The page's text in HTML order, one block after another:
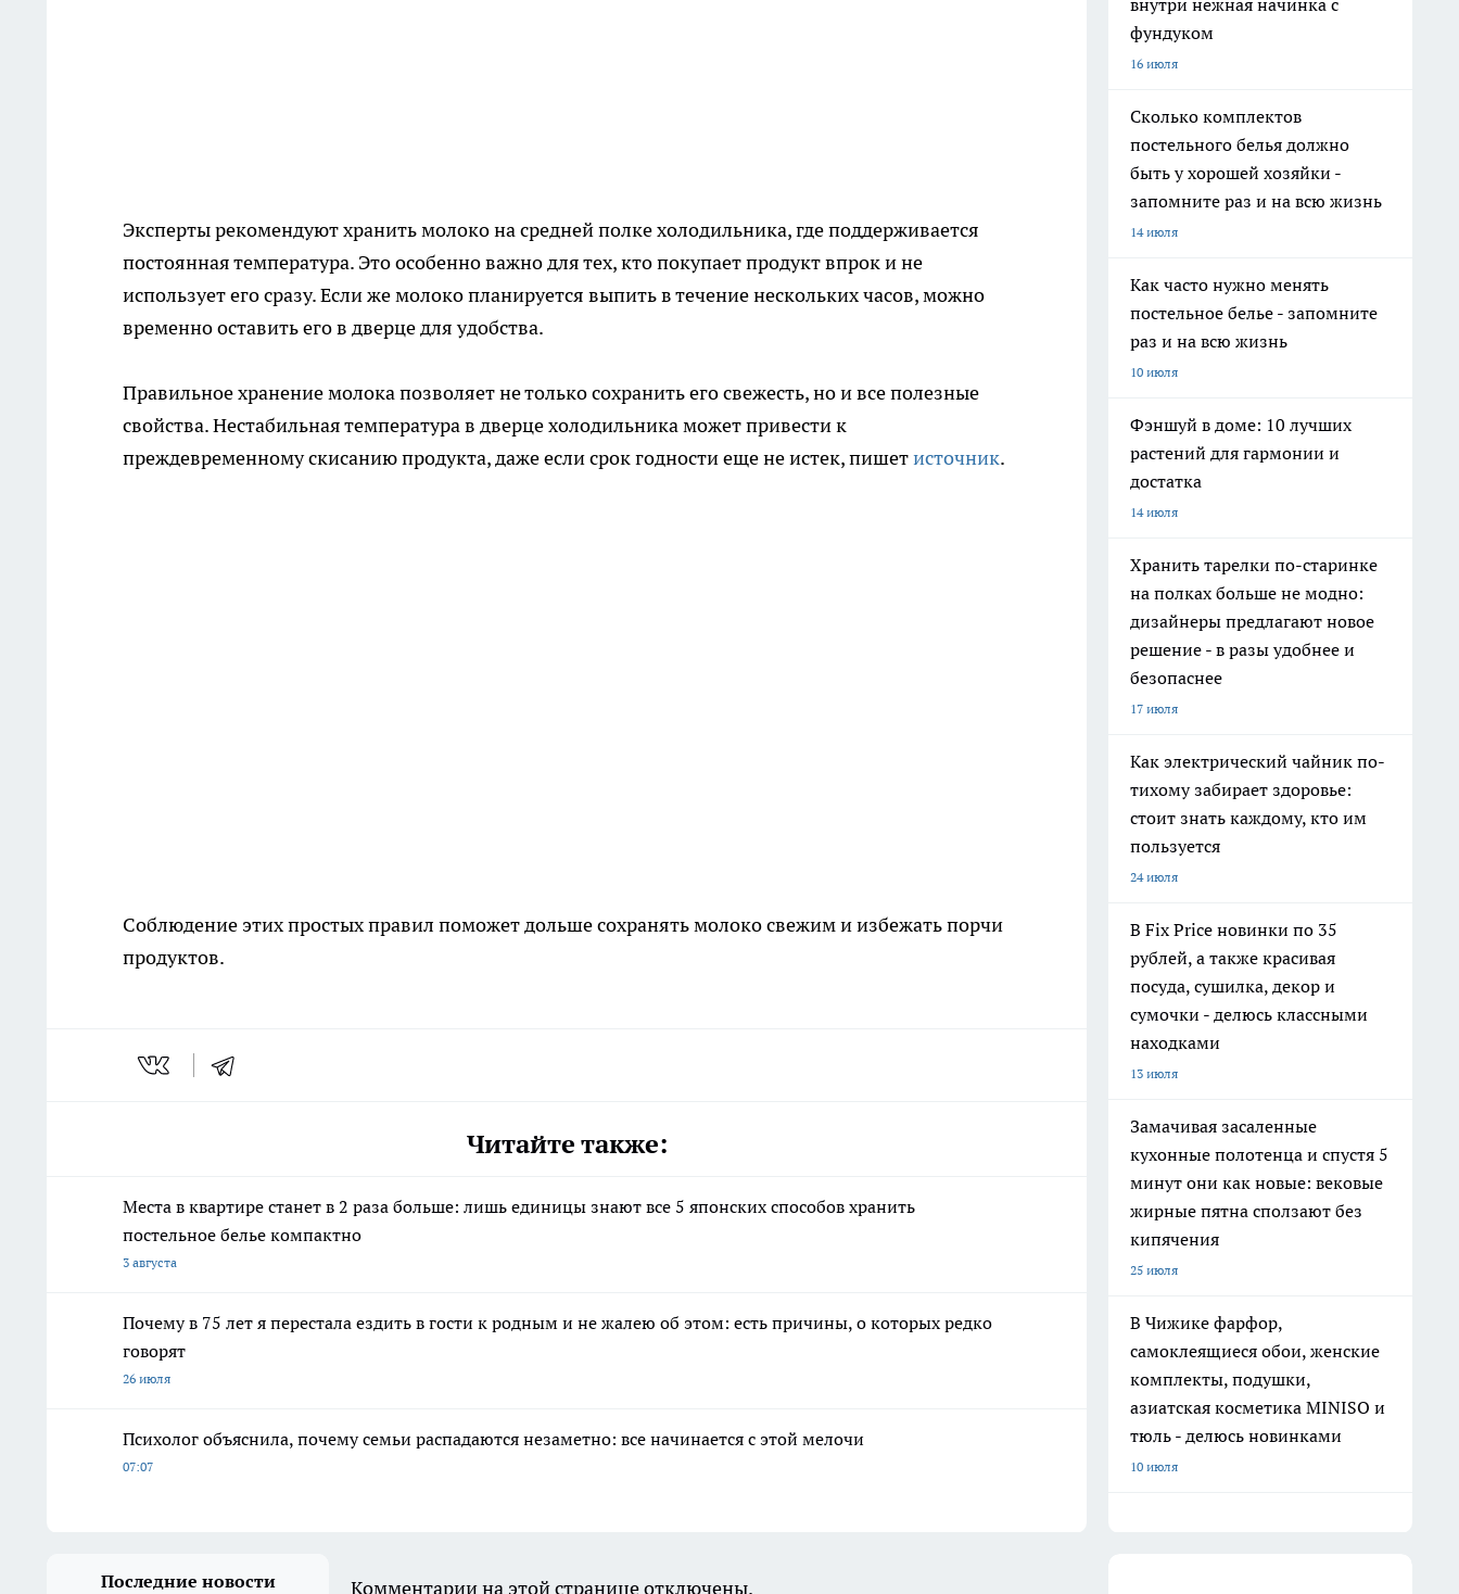
Эксперты рекомендуют хранить молоко на средней полке холодильника, где поддерживается
постоянная температура. Это особенно важно для тех, кто покупает продукт впрок и не
использует его сразу. Если же молоко планируется выпить в течение нескольких часов, можно
временно оставить его в дверце для удобства.
Правильное хранение молока позволяет не только сохранить его свежесть, но и все полезные
свойства. Нестабильная температура в дверце холодильника может привести к
преждевременному скисанию продукта, даже если срок годности еще не истек, пишетисточник.
Соблюдение этих простых правил поможет дольше сохранять молоко свежим и избежать порчи
продуктов.
Читайте также:
Места в квартире станет в 2 раза больше: лишь единицы знают все 5 японских способов хранить
постельное белье компактно
3 августа
Почему в 75 лет я перестала ездить в гости к родным и не жалею об этом: есть причины, о которых редко
говорят
26 июля
Психолог объяснила, почему семьи распадаются незаметно: все начинается с этой мелочи
07:07
внутри нежная начинка с
фундуком
16 июля
Сколько комплектов
постельного белья должно
быть у хорошей хозяйки -
запомните раз и на всю жизнь
14 июля
Как часто нужно менять
постельное белье - запомните
раз и на всю жизнь
10 июля
Фэншуй в доме: 10 лучших
растений для гармонии и
достатка
14 июля
Хранить тарелки по-старинке
на полках больше не модно:
дизайнеры предлагают новое
решение - в разы удобнее и
безопаснее
17 июля
Как электрический чайник по-
тихому забирает здоровье:
стоит знать каждому, кто им
пользуется
24 июля
В Fix Price новинки по 35
рублей, а также красивая
посуда, сушилка, декор и
сумочки - делюсь классными
находками
13 июля
Замачивая засаленные
кухонные полотенца и спустя 5
минут они как новые: вековые
жирные пятна сползают без
кипячения
25 июля
В Чижике фарфор,
самоклеящиеся обои, женские
комплекты, подушки,
азиатская косметика MINISO и
тюль - делюсь новинками
10 июля
Последние новости Комментарии на этой странице отключены.